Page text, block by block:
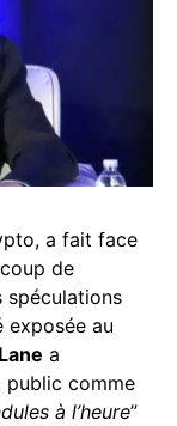
a fait face
de
spéculations
exposée au
Lane a
public comme
à l’heure”